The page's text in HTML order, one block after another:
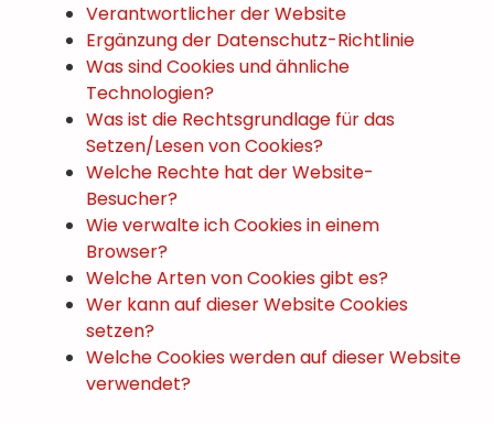
Verantwortlicher der Website
Ergänzung der Datenschutz-Richtlinie
Was sind Cookies und ähnliche
Technologien?
Was ist die Rechtsgrundlage für das
Setzen/Lesen von Cookies?
Welche Rechte hat der Website-
Besucher?
Wie verwalte ich Cookies in einem
Browser?
Welche Arten von Cookies gibt es?
Wer kann auf dieser Website Cookies
setzen?
Welche Cookies werden auf dieser Website
verwendet?